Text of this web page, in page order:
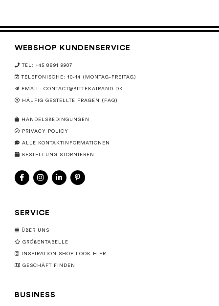
WEBSHOP KUNDENSERVICE
TEL: +45 8891 9907
TELEFONISCHE: 10-14 (MONTAG-FREITAG)
EMAIL: CONTACT@BITTEKAIRAND.DK
HÄUFIG GESTELLTE FRAGEN (FAQ)
HANDELSBEDINGUNGEN
PRIVACY POLICY
ALLE KONTAKTINFORMATIONEN
BESTELLUNG STORNIEREN
SERVICE
ÜBER UNS
GRÖßENTABELLE
INSPIRATION SHOP LOOK HIER
GESCHÄFT FINDEN
BUSINESS